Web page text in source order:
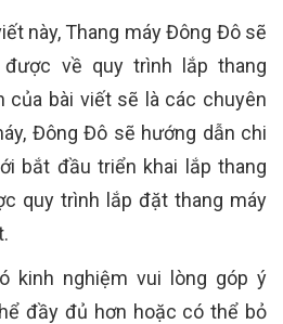
này, Thang máy Đông Đô sẽ
về quy trình lắp thang
của bài viết sẽ là các chuyên
Đông Đô sẽ hướng dẫn chi
bắt đầu triển khai lắp thang
quy trình lắp đặt thang máy
kinh nghiệm vui lòng góp ý
đầy đủ hơn hoặc có thể bỏ